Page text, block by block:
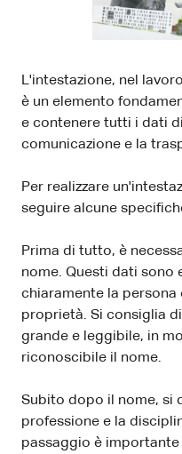
L'intestazione, nel
è un elemento
e contenere tutti i dati
comunicazione e la
Per realizzare
seguire alcune
Prima di tutto, è
nome. Questi dati sono
chiaramente la persona
proprietà. Si consiglia
grande e leggibile, in
riconoscibile il nome.
Subito dopo il nome, si
professione e la
passaggio è